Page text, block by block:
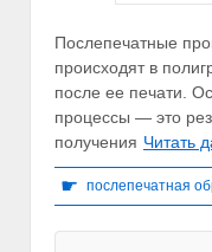
Послепечатные
происходят в
после ее печати.
процессы — это
получения Читать
☛ послепечатная